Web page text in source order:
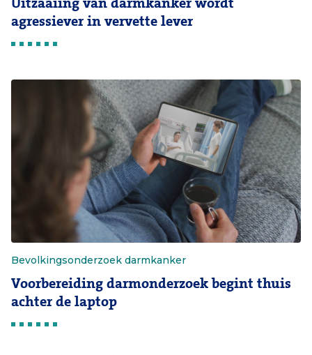
agressiever in vervette lever
Bevolkingsonderzoek darmkanker
Voorbereiding darmonderzoek begint thuis
achter de laptop